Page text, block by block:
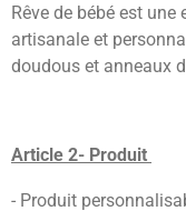
Rêve de bébé est
artisanale et
doudous et anneaux
Article 2- Produit
- Produit